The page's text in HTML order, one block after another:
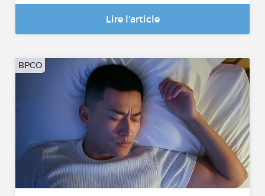
Lire l'article
BPCO